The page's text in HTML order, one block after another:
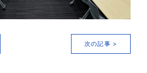
次の記事 >